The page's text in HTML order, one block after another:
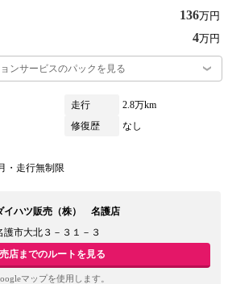
136万円
4万円
ンサービスのパックを見る
走行
2.8万km
修復歴
なし
・走行無制限
イハツ販売（株） 名護店
護市大北３－３１－３
店までのルートを見る
マップを使用します。